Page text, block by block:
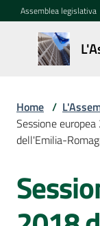
Vai al contenuto
Vai alla navigazione
Vai al footer
Assemblea legislativa
in
Cos'è
la
Home /
Sessione
dell'Emilia-
Salta al contenuto